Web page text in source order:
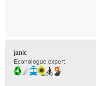
janic
Econologue expert